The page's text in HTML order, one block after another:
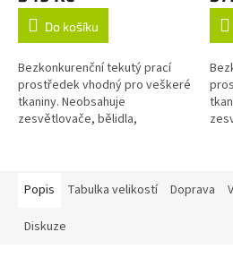
Do košíku
Bezkonkurenční tekutý prací
prostředek vhodný pro veškeré
tkaniny. Neobsahuje
zesvětlovače, bělidla,
Popis
Tabulka velikostí Doprava
Diskuze